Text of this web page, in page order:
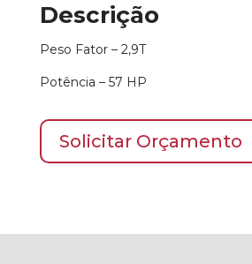
Descrição
Peso Fator – 2,9T
Potência – 57 HP
Solicitar Orçamento